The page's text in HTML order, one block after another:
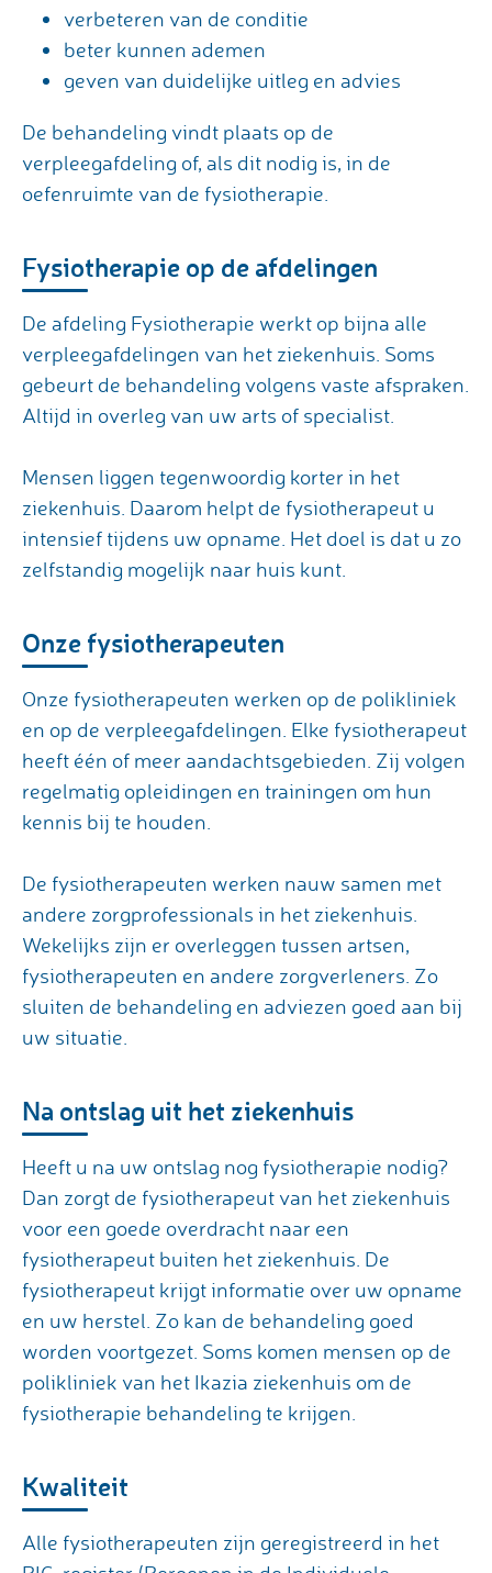
verbeteren van de conditie
beter kunnen ademen
geven van duidelijke uitleg en advies
De behandeling vindt plaats op de
verpleegafdeling of, als dit nodig is, in de
oefenruimte van de fysiotherapie.
Fysiotherapie op de afdelingen
De afdeling Fysiotherapie werkt op bijna alle
verpleegafdelingen van het ziekenhuis. Soms
gebeurt de behandeling volgens vaste afspraken.
Altijd in overleg van uw arts of specialist.
Mensen liggen tegenwoordig korter in het
ziekenhuis. Daarom helpt de fysiotherapeut u
intensief tijdens uw opname. Het doel is dat u zo
zelfstandig mogelijk naar huis kunt.
Onze fysiotherapeuten
Onze fysiotherapeuten werken op de polikliniek
en op de verpleegafdelingen. Elke fysiotherapeut
heeft één of meer aandachtsgebieden. Zij volgen
regelmatig opleidingen en trainingen om hun
kennis bij te houden.
De fysiotherapeuten werken nauw samen met
andere zorgprofessionals in het ziekenhuis.
Wekelijks zijn er overleggen tussen artsen,
fysiotherapeuten en andere zorgverleners. Zo
sluiten de behandeling en adviezen goed aan bij
uw situatie.
Na ontslag uit het ziekenhuis
Heeft u na uw ontslag nog fysiotherapie nodig?
Dan zorgt de fysiotherapeut van het ziekenhuis
voor een goede overdracht naar een
fysiotherapeut buiten het ziekenhuis. De
fysiotherapeut krijgt informatie over uw opname
en uw herstel. Zo kan de behandeling goed
worden voortgezet. Soms komen mensen op de
polikliniek van het Ikazia ziekenhuis om de
fysiotherapie behandeling te krijgen.
Kwaliteit
Alle fysiotherapeuten zijn geregistreerd in het